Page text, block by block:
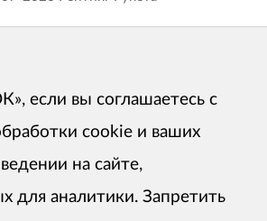
если вы соглашаетесь с
cookie и ваших
на сайте,
для аналитики. Запретить